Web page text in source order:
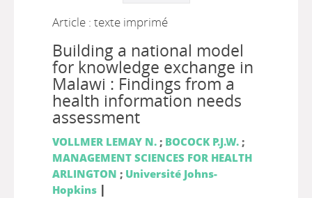
Article : texte imprimé
Building a national model
for knowledge exchange in
Malawi : Findings from a
health information needs
assessment
VOLLMER LEMAY N.; BOCOCK P.J.W.;
MANAGEMENT SCIENCES FOR HEALTH
ARLINGTON ; Université Johns-
Hopkins |